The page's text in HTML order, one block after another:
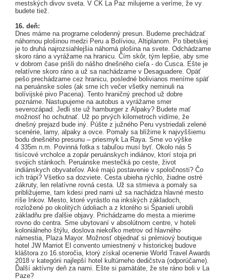
mestských divov sveta. V CK La Paz milujeme a veríme, že vy
budete tiež.
16. deň:
Dnes máme na programe celodenný presun. Budeme prechádzať
náhornou plošinou medzi Peru a Bolíviou, Altiplanom. Po tibetskej
je to druhá najrozsiahlejšia náhorná plošina na svete. Odchádzame
skoro ráno a vyrážame na hranicu. Čím skôr, tým lepšie, aby sme
v dobrom čase prišli do nášho dnešného cieľa - do Cusca. Ešte je
relatívne skoro ráno a už sa nachádzame v Desaguadere. Opäť
pešo prechádzame cez hranicu, posledné bolivianos meníme späť
na peruánske soles (ak sme ich večer všetky neminuli na
bolívijské pivo Pacena). Tento hraničný prechod už dobre
poznáme. Nastupujeme na autobus a vyrážame smer
severozápad. Jedli ste už hamburger z Alpaky? Budete mať
možnosť ho ochutnať. Už po prvých kilometroch vidíme, že
dnešný prejazd bude iný. Púšte z južného Peru vystriedali zelené
scenérie, lamy, alpaky a ovce. Pomaly sa blížime k najvyššiemu
bodu dnešného presunu – priesmyk La Raya. Sme vo výške
4 335m n.m. Povinná fotka s tabuľou musí byť. Okolo nás 5
tisícové vrcholce a zopár peruánskych indiánov, ktorí stoja pri
svojich stánkoch. Peruánske mestečká po ceste, život
indiánskych obyvateľov. Aké majú postavenie v spoločnosti? Čo
ich trápi? Všetko sa dozviete. Cesta ubieha rýchlo, žiadne ostré
zákruty, len relatívne rovná cesta. Už sa stmieva a pomaly sa
približujeme, tam kdesi pred nami už sa nachádza hlavné mesto
ríše Inkov. Mesto, ktoré vyrástlo na inkských základoch,
rozložené po okolitých údoliach a z ktorého si Španieli urobili
základňu pre ďalšie objavy. Prichádzame do mesta a mierime
rovno do centra. Sme ubytovaní v absolútnom centre, v hoteli
koloniálneho štýlu, doslova niekoľko metrov od hlavného
námestia, Plaza Mayor. Možnosť objednať si prémiový boutique
hotel JW Marriot El convento umiestnený v historickej budove
kláštora zo 16.storočia, ktorý získal ocenenie World Travel Awards
2018 v kategórii najlepší hotel kultúrneho dedičstva (odporúčame).
Ďalší aktívny deň za nami. Ešte si pamätáte, že ste ráno boli v La
Paze?